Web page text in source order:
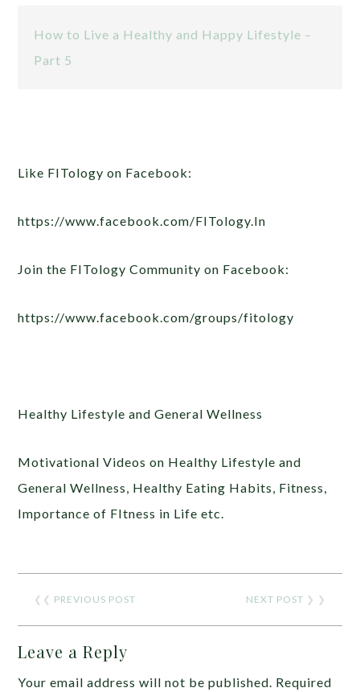
How to Live a Healthy and Happy Lifestyle –
Part 5
Like FITology on Facebook:
https://www.facebook.com/FITology.In
Join the FITology Community on Facebook:
https://www.facebook.com/groups/fitology
Healthy Lifestyle and General Wellness
Motivational Videos on Healthy Lifestyle and
General Wellness, Healthy Eating Habits, Fitness,
Importance of FItness in Life etc.
❮❮ PREVIOUS POST NEXT POST ❯ ❯
Leave a Reply
Your email address will not be published. Required